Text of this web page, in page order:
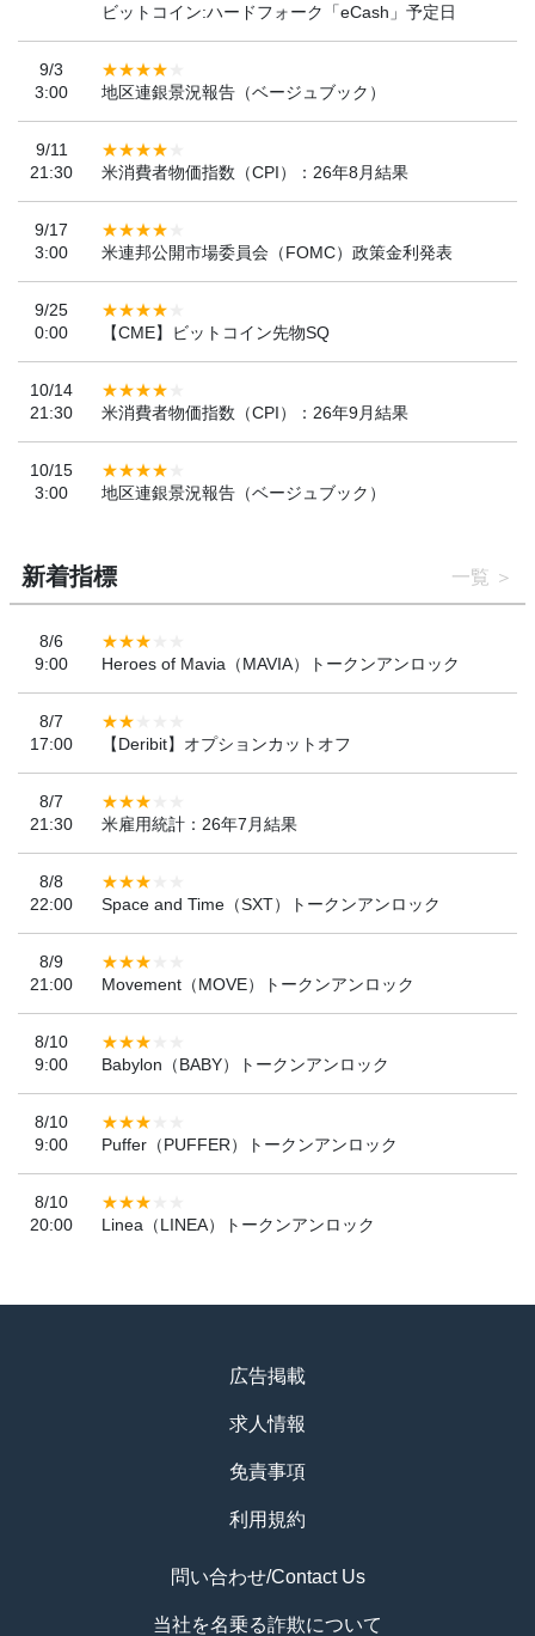
ビットコイン:ハードフォーク「eCash」予定日
9/3
3:00
地区連銀景況報告（ベージュブック）
9/11
21:30
米消費者物価指数（CPI）：26年8月結果
9/17
3:00
米連邦公開市場委員会（FOMC）政策金利発表
9/25
0:00
【CME】ビットコイン先物SQ
10/14
21:30
米消費者物価指数（CPI）：26年9月結果
10/15
3:00
地区連銀景況報告（ベージュブック）
新着指標 一覧
8/6
9:00
Heroes of Mavia（MAVIA）トークンアンロック
8/7
17:00
【Deribit】オプションカットオフ
8/7
21:30
米雇用統計：26年7月結果
8/8
22:00
Space and Time（SXT）トークンアンロック
8/9
21:00
Movement（MOVE）トークンアンロック
8/10
9:00
Babylon（BABY）トークンアンロック
8/10
9:00
Puffer（PUFFER）トークンアンロック
8/10
20:00
Linea（LINEA）トークンアンロック
広告掲載
求人情報
免責事項
利用規約
問い合わせ/Contact Us
当社を名乗る詐欺について